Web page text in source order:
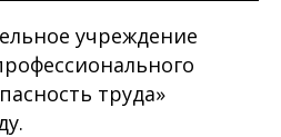
учреждение
труда»